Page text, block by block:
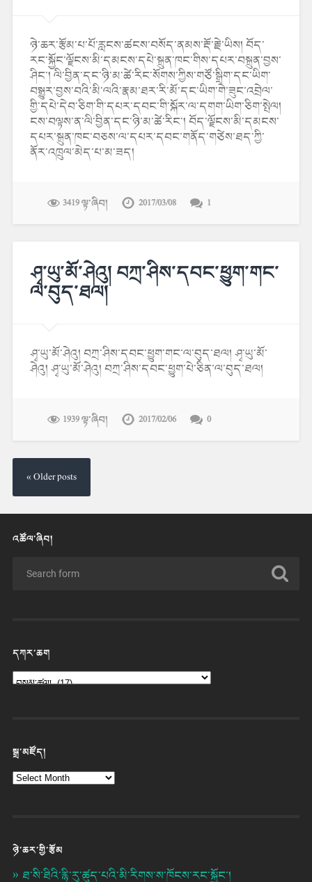
ཉེ་ཆར་རྩོམ་པ་པོ་རླངས་ཚངས་བསོད་ནམས་རྡོ་རྗེ་ཡིས། བོད་
རང་སྐྱོང་ལྗོངས་མི་དམངས་དཔེ་སྐྲུན་ཁང་གིས་དཔར་བསྐྲུན་བྱས་
ཤིང་། ལི་བྱིན་དང་ཉི་མ་ཚེ་རིང་སོགས་ཀྱིས་གཙོ་སྒྲིག་དང་ཡིག་
བསྒྱུར་བྱས་བའི་མི་ལའི་རྣམ་ཐར་རི་མོ་དང་ཡིག་གེ་ཟུང་འབྲེལ་
གྱི་དཔེ་དེབ་ཅིག་གི་དཔར་དབང་གི་སྐོར་ལ་དགག་ཡིག་ཅིག་སྤེལ།
ངས་བལྟས་ན་ལི་བྱིན་དང་ཉི་མ་ཚེ་རིང་། བོད་ལྗོངས་མི་དམངས་
དཔར་སྐྲུན་ཁང་བཅས་ལ་དཔར་དབང་གནོད་གཙེས་ཐད་ཀྱི་
ནོར་འཁྲུལ་མེད་པ་མ་ཟད།
3419 ལྟ་ཞིབ། 2017/03/08 1
ཤྭ་ཡུ་མོ་ཤེའུ། བཀྲ་ཤིས་དབང་ཕྱུག་གང་
ལ་བུད་ཐལ།
ཤྭ་ཡུ་མོ་ཤེའུ། བཀྲ་ཤིས་དབང་ཕྱུག་གང་ལ་བུད་ཐལ། ཤྭ་ཡུ་མོ་
ཤེའུ། ཤྭ་ཡུ་མོ་ཤེའུ། བཀྲ་ཤིས་དབང་ཕྱུག་པེ་ཅིན་ལ་བུད་ཐལ།
1939 ལྟ་ཞིབ། 2017/02/06 0
« Older posts
འཚོལ་ཞིབ།
དཀར་ཆག
སྒྲ་མཛོད།
ཉེ་ཆར་གྱི་རྩོམ
ཐ་སི་ཐིའི་རྙི་རུ་ཚུད་པའི་མི་རིགས་ས་ཁོངས་རང་སྐྱོང་།